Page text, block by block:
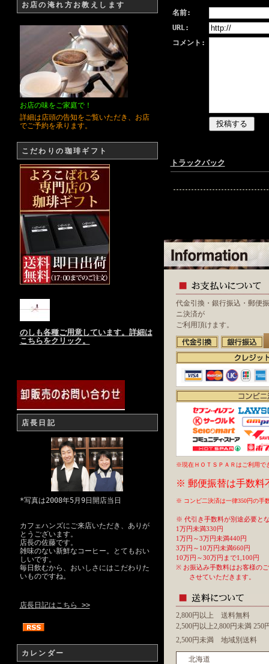
お店の淹れ方お教えします
お店の味をご家庭で！
詳細は店頭の告知をご覧いただき、お店
でご予約を承ります。
こだわりの珈琲ギフト
のしも各種ご用意しています。詳細は
こちらをクリック。
店長日記
*写真は2008年5月9日開店当日
カフェハンズにご来店いただき、ありが
とうございます。
店長の佐藤です。
雑味のない新鮮なコーヒー。とてもおい
しいです。
毎日飲むから、おいしさにはこだわりた
いものですね。
店長日記はこちら >>
カレンダー
名前:
URL:
コメント:
トラックバック
代金引換・銀行振込・郵便
ニ決済が
ご利用頂けます。
※現在ＨＯＴＳＰＡＲはご利用で
※ 郵便振替は手数料
※ コンビ二決済は一律350円の手
※ 代引き手数料が別途必要と
1万円未満330円
1万円～3万円未満440円
3万円～10万円未満660円
10万円～30万円まで1,100円
※ お振込み手数料はお客様の
させていただきます。
2,800円以上 送料無料
2,500円以上2,800円未満 250
2,500円未満 地域別送料
北海道